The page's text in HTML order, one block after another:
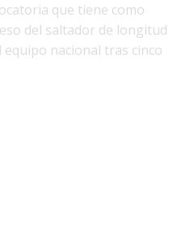
que tiene como
del saltador de longitud
equipo nacional tras cinco